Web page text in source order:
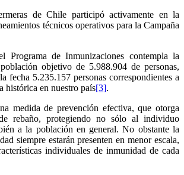
de Chile participó activamente en la
técnicos operativos para la Campaña
Programa de Inmunizaciones contempla la
objetivo de 5.988.904 de personas,
fecha 5.235.157 personas correspondientes a
histórica en nuestro país[3].
medida de prevención efectiva, que otorga
rebaño, protegiendo no sólo al individuo
a la población en general. No obstante la
siempre estarán presenten en menor escala,
individuales de inmunidad de cada